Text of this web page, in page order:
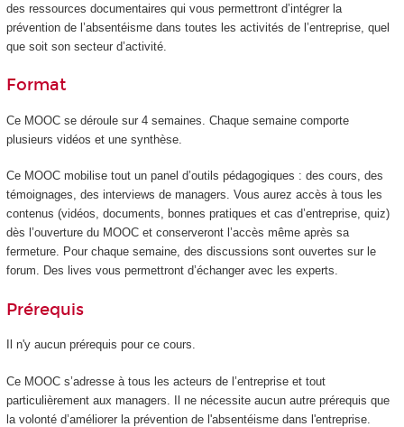
des ressources documentaires qui vous permettront d’intégrer la
prévention de l’absentéisme dans toutes les activités de l’entreprise, quel
que soit son secteur d’activité.
Format
Ce MOOC se déroule sur 4 semaines. Chaque semaine comporte
plusieurs vidéos et une synthèse.
Ce MOOC mobilise tout un panel d’outils pédagogiques : des cours, des
témoignages, des interviews de managers. Vous aurez accès à tous les
contenus (vidéos, documents, bonnes pratiques et cas d’entreprise, quiz)
dès l’ouverture du MOOC et conserveront l’accès même après sa
fermeture. Pour chaque semaine, des discussions sont ouvertes sur le
forum. Des lives vous permettront d’échanger avec les experts.
Prérequis
Il n'y aucun prérequis pour ce cours.
Ce MOOC s’adresse à tous les acteurs de l’entreprise et tout
particulièrement aux managers. Il ne nécessite aucun autre prérequis que
la volonté d’améliorer la prévention de l'absentéisme dans l'entreprise.